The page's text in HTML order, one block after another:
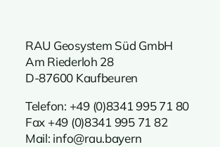
RAU Geosystem Süd GmbH
Am Riederloh 28
D-87600 Kaufbeuren
Telefon: +49 (0)8341 995 71 80
Fax +49 (0)8341 995 71 82
Mail: info@rau.bayern